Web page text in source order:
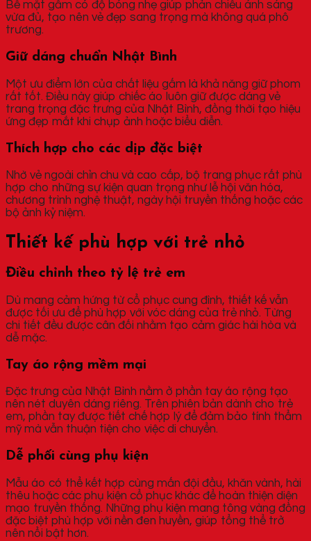
Bề mặt gấm có độ bóng nhẹ giúp phản chiếu ánh sáng
vừa đủ, tạo nên vẻ đẹp sang trọng mà không quá phô
trương.
Giữ dáng chuẩn Nhật Bình
Một ưu điểm lớn của chất liệu gấm là khả năng giữ phom
rất tốt. Điều này giúp chiếc áo luôn giữ được dáng vẻ
trang trọng đặc trưng của Nhật Bình, đồng thời tạo hiệu
ứng đẹp mắt khi chụp ảnh hoặc biểu diễn.
Thích hợp cho các dịp đặc biệt
Nhờ vẻ ngoài chỉn chu và cao cấp, bộ trang phục rất phù
hợp cho những sự kiện quan trọng như lễ hội văn hóa,
chương trình nghệ thuật, ngày hội truyền thống hoặc các
bộ ảnh kỷ niệm.
Thiết kế phù hợp với trẻ nhỏ
Điều chỉnh theo tỷ lệ trẻ em
Dù mang cảm hứng từ cổ phục cung đình, thiết kế vẫn
được tối ưu để phù hợp với vóc dáng của trẻ nhỏ. Từng
chi tiết đều được cân đối nhằm tạo cảm giác hài hòa và
dễ mặc.
Tay áo rộng mềm mại
Đặc trưng của Nhật Bình nằm ở phần tay áo rộng tạo
nên nét duyên dáng riêng. Trên phiên bản dành cho trẻ
em, phần tay được tiết chế hợp lý để đảm bảo tính thẩm
mỹ mà vẫn thuận tiện cho việc di chuyển.
Dễ phối cùng phụ kiện
Mẫu áo có thể kết hợp cùng mấn đội đầu, khăn vành, hài
thêu hoặc các phụ kiện cổ phục khác để hoàn thiện diện
mạo truyền thống. Những phụ kiện mang tông vàng đồng
đặc biệt phù hợp với nền đen huyền, giúp tổng thể trở
nên nổi bật hơn.